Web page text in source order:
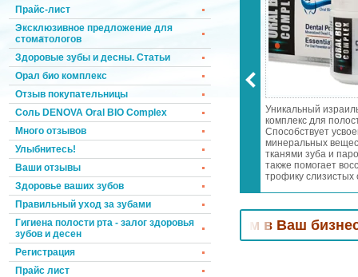
Прайс-лист
Эксклюзивное предложение для
стоматологов
Здоровые зубы и десны. Статьи
Орал био комплекс
Отзыв покупательницы
Соль DENOVA Oral BIO Complex
Много отзывов
Улыбнитесь!
Ваши отзывы
Здоровье ваших зубов
Правильный уход за зубами
Гигиена полости рта - залог здоровья
зубов и десен
Регистрация
Прайс лист
изо рта
Осветление и
эмали! Лечение
и пародонтита!
в
всего за
Эксклюзивное предложение
для стоматологов!
Специальные цены и подарки!
Мы возвращаем к Вам
клиентов, которые уже хотели
уйти к Вашим конкурентам.
Уникальный
комплекс для
Способствует
минеральных
тканями зуба и
также помогает
трофику слизистых
чувствительность
дёсен.
стоматологов! Привлечемв Ваш бизнес новых